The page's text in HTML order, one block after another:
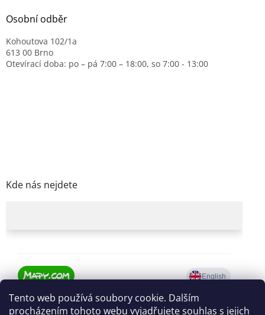
Tento web používá soubory cookie. Dalším
procházením tohoto webu vyjadřujete souhlas s jejich
Osobní odběr
Kohoutova 102/1a
613 00 Brno
Otevírací doba: po – pá 7:00 – 18:00, so 7:00 - 13:00
Kde nás nejdete